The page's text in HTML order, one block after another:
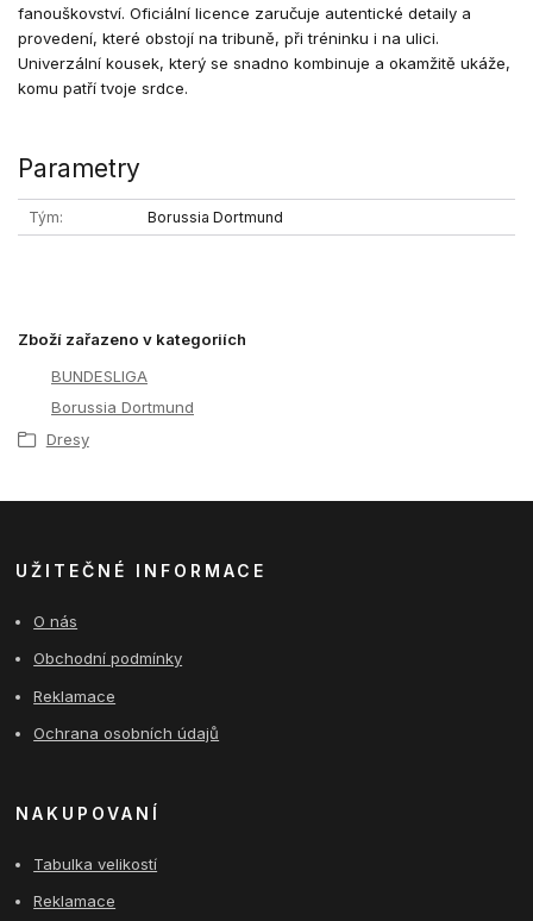
fanouškovství. Oficiální licence zaručuje autentické detaily a
provedení, které obstojí na tribuně, při tréninku i na ulici.
Univerzální kousek, který se snadno kombinuje a okamžitě ukáže,
komu patří tvoje srdce.
Parametry
Tým Borussia Dortmund
Zboží zařazeno v kategoriích
BUNDESLIGA
Borussia Dortmund
Dresy
UŽITEČNÉ INFORMACE
O nás
Obchodní podmínky
Reklamace
Ochrana osobních údajů
NAKUPOVANÍ
Tabulka velikostí
Reklamace